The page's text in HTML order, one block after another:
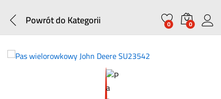
Powrót doKategorii 0 0